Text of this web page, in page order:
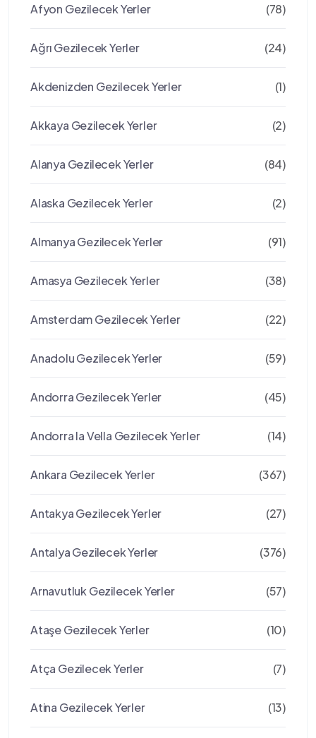
Afyon Gezilecek Yerler (78)
Ağrı Gezilecek Yerler (24)
Akdenizden Gezilecek Yerler (1)
Akkaya Gezilecek Yerler (2)
Alanya Gezilecek Yerler (84)
Alaska Gezilecek Yerler (2)
Almanya Gezilecek Yerler (91)
Amasya Gezilecek Yerler (38)
Amsterdam Gezilecek Yerler (22)
Anadolu Gezilecek Yerler (59)
Andorra Gezilecek Yerler (45)
Andorra la Vella Gezilecek Yerler (14)
Ankara Gezilecek Yerler (367)
Antakya Gezilecek Yerler (27)
Antalya Gezilecek Yerler (376)
Arnavutluk Gezilecek Yerler (57)
Ataşe Gezilecek Yerler (10)
Atça Gezilecek Yerler (7)
Atina Gezilecek Yerler (13)